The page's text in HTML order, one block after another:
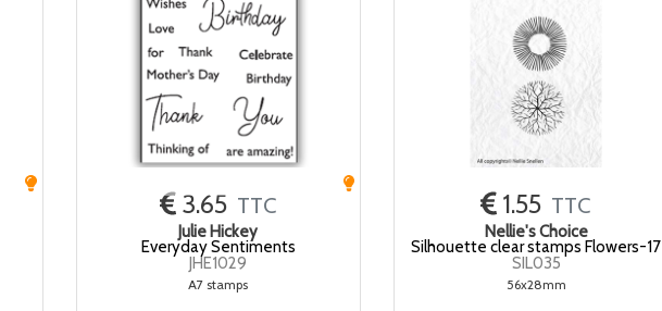
3.65 TTC
Julie Hickey
Everyday Sentiments
JHE1029
A7 stamps
1.55 TTC
Nellie's Choice
Silhouette clear stamps Flowers-17
SIL035
56x28mm